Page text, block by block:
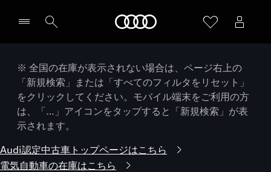
※ 全国の在庫が表示されない場合は、ページ右上の
「新規検索」または「すべてのフィルタをリセット」
をクリックしてください。モバイル端末をご利用の方
は、「…」アイコンをタップすると「新規検索」が表
示されます。
Audi認定中古車トップページはこちら
電気自動車の在庫はこちら